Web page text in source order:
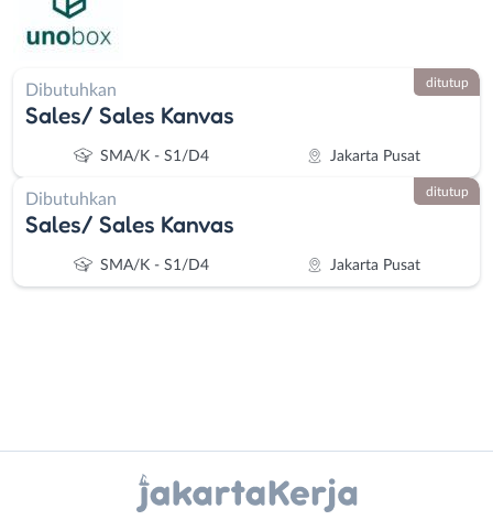
Dibutuhkan
Sales/ Sales Kanvas
SMA/K - S1/D4 Jakarta Pusat
ditutup
Dibutuhkan
Sales/ Sales Kanvas
SMA/K - S1/D4 Jakarta Pusat
ditutup
Gizi
Work)
X - Twitter Telegram
Kanal Lainnya..